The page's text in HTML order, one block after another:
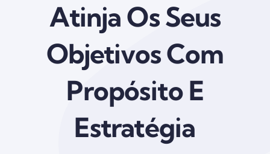
Atinja Os Seus
Objetivos Com
Propósito E
Estratégia